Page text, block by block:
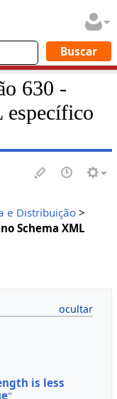
630 -
específico
e Distribuição>
Schema XML
is less
"